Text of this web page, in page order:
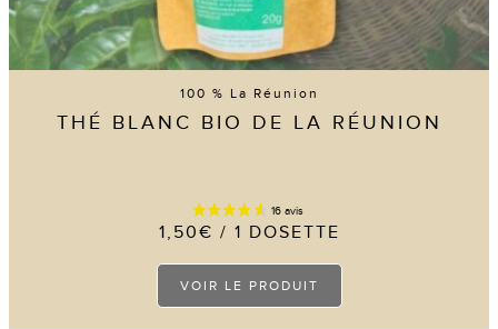
100 % La Réunion
THÉ BLANC BIO DE LA RÉUNION
1,50€ / 1 DOSETTE
VOIR LE PRODUIT
Ce
a